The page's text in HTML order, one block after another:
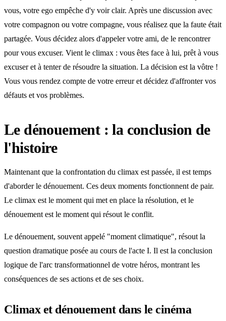
vous, votre ego empêche d'y voir clair. Après une discussion avec
votre compagnon ou votre compagne, vous réalisez que la faute était
partagée. Vous décidez alors d'appeler votre ami, de le rencontrer
pour vous excuser. Vient le climax : vous êtes face à lui, prêt à vous
excuser et à tenter de résoudre la situation. La décision est la vôtre !
Vous vous rendez compte de votre erreur et décidez d'affronter vos
défauts et vos problèmes.
Le dénouement : la conclusion de
l'histoire
Maintenant que la confrontation du climax est passée, il est temps
d'aborder le dénouement. Ces deux moments fonctionnent de pair.
Le climax est le moment qui met en place la résolution, et le
dénouement est le moment qui résout le conflit.
Le dénouement, souvent appelé "moment climatique", résout la
question dramatique posée au cours de l'acte I. Il est la conclusion
logique de l'arc transformationnel de votre héros, montrant les
conséquences de ses actions et de ses choix.
Climax et dénouement dans le cinéma